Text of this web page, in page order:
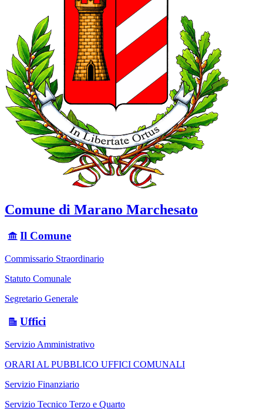
Comune di Marano Marchesato
Il Comune
Commissario Straordinario
Statuto Comunale
Segretario Generale
Uffici
Servizio Amministrativo
ORARI AL PUBBLICO UFFICI COMUNALI
Servizio Finanziario
Servizio Tecnico Terzo e Quarto